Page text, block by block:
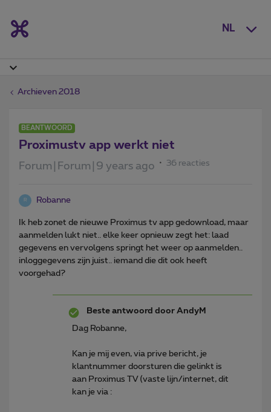
NL
Archieven 2018
BEANTWOORD
Proximustv app werkt niet
Forum|Forum|9 years ago 36 reacties
R Robanne
Ik heb zonet de nieuwe Proximus tv app gedownload, maar
aanmelden lukt niet.. elke keer opnieuw zegt het: laad
gegevens en vervolgens springt het weer op aanmelden..
inloggegevens zijn juist.. iemand die dit ook heeft
voorgehad?
Beste antwoord door AndyM
Dag Robanne,
Kan je mij even, via prive bericht, je
klantnummer doorsturen die gelinkt is
aan Proximus TV (vaste lijn/internet, dit
kan je via :